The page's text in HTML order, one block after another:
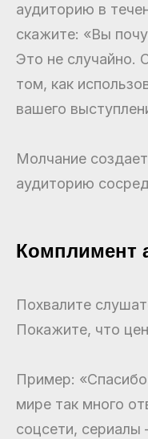
аудиторию в
скажите: «Вы
Это не случайно.
том, как
вашего
Молчание
аудиторию
Комплимент
Похвалите
Покажите, что
Пример:
мире так много
соцсети, сериалы